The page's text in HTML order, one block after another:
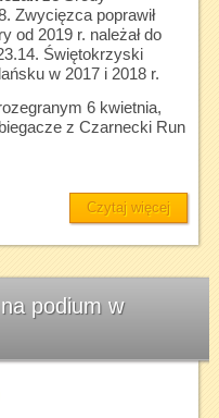
Zwycięzca poprawił
od 2019 r. należał do
Świętokrzyski
w 2017 i 2018 r.
6 kwietnia,
z Czarnecki Run
Czytaj więcej
podium w